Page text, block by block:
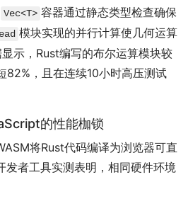
Vec<T> 容器通过静态类型检查确保
模块实现的并行计算使几何运算
示，Rust编写的布尔运算模块较
，且在连续10小时高压测试
的性能枷锁
将Rust代码编译为浏览器可直
发者工具实测表明，相同硬件环境